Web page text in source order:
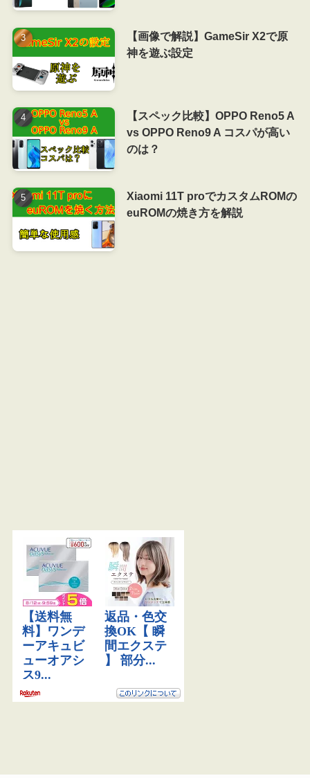
【画像で解説】GameSir X2で原
神を遊ぶ設定
【スペック比較】OPPO Reno5 A
vs OPPO Reno9 A コスパが高い
のは？
Xiaomi 11T proでカスタムROMの
euROMの焼き方を解説